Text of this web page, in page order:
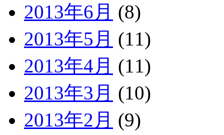
2013年6月 (8)
2013年5月 (11)
2013年4月 (11)
2013年3月 (10)
2013年2月 (9)